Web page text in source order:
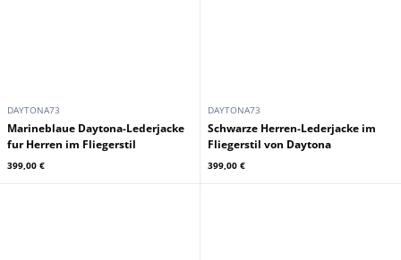
DAYTONA73
Marineblaue Daytona-Lederjacke
fur Herren im Fliegerstil
399,00 €
DAYTONA73
Schwarze Herren-Lederjacke im
Fliegerstil von Daytona
399,00 €